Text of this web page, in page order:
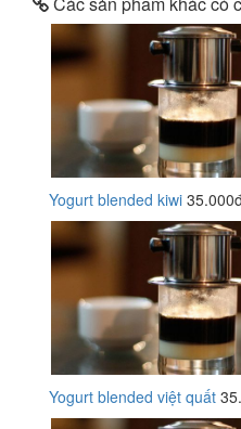
Yogurt blended kiwi
Yogurt blended việt quất